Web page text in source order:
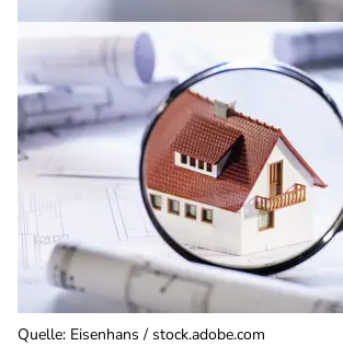
Quelle: Eisenhans / stock.adobe.com